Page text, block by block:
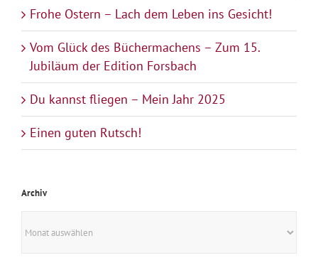
Frohe Ostern – Lach dem Leben ins Gesicht!
Vom Glück des Büchermachens – Zum 15.
Jubiläum der Edition Forsbach
Du kannst fliegen – Mein Jahr 2025
Einen guten Rutsch!
Archiv